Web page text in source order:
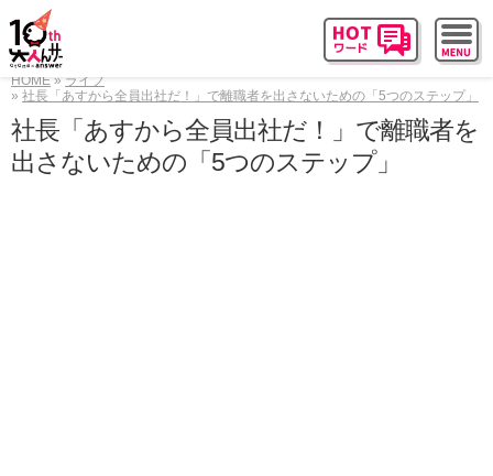
HOME
ライフ
社長「あすから全員出社だ！」で離職者を出さないための「5つのステップ」
社長「あすから全員出社だ！」で離職者を
出さないための「5つのステップ」